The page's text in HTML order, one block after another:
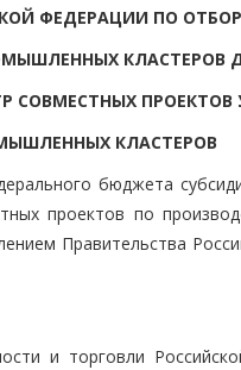
ФЕДЕРАЦИИ ПО
КЛАСТЕРОВ
СОВМЕСТНЫХ ПРОЕКТОВ
КЛАСТЕРОВ
бюджета
проектов по
Правительства
и торговли